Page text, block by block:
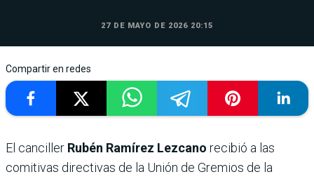
27 DE MAYO DE 2026 20:15
Compartir en redes
El canciller Rubén Ramírez Lezcano recibió a las
comitivas directivas de la Unión de Gremios de la